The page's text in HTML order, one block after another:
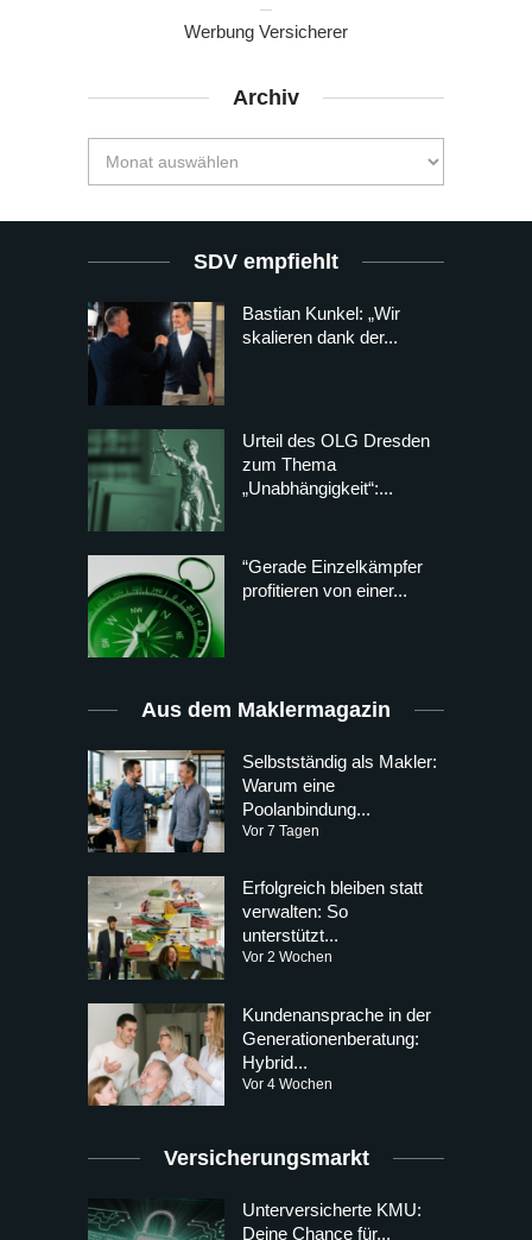
Werbung Versicherer
Archiv
SDV empfiehlt
Bastian Kunkel: „Wir
skalieren dank der...
Urteil des OLG Dresden
zum Thema
„Unabhängigkeit“:...
“Gerade Einzelkämpfer
profitieren von einer...
Aus dem Maklermagazin
Selbstständig als Makler:
Warum eine
Poolanbindung...
Vor 7 Tagen
Erfolgreich bleiben statt
verwalten: So
unterstützt...
Vor 2 Wochen
Kundenansprache in der
Generationenberatung:
Hybrid...
Vor 4 Wochen
Versicherungsmarkt
Unterversicherte KMU:
Deine Chance für...